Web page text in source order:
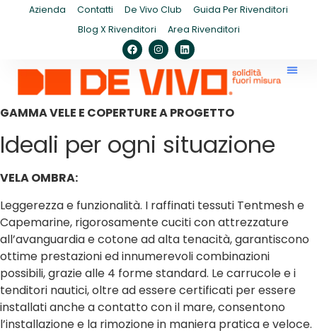
Azienda Contatti De Vivo Club
Guida Per Rivenditori
Blog X Rivenditori
Area Rivenditori
GAMMA VELE E COPERTURE A PROGETTO
Ideali per ogni situazione
VELA OMBRA:
Leggerezza e funzionalità. I raffinati tessuti Tentmesh e
Capemarine, rigorosamente cuciti con attrezzature
all’avanguardia e cotone ad alta tenacità, garantiscono
ottime prestazioni ed innumerevoli combinazioni
possibili, grazie alle 4 forme standard. Le carrucole e i
tenditori nautici, oltre ad essere certificati per essere
installati anche a contatto con il mare, consentono
l’installazione e la rimozione in maniera pratica e veloce.